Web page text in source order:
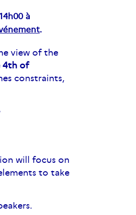
à
.
view of the
4th of
constraints,
will focus on
to take